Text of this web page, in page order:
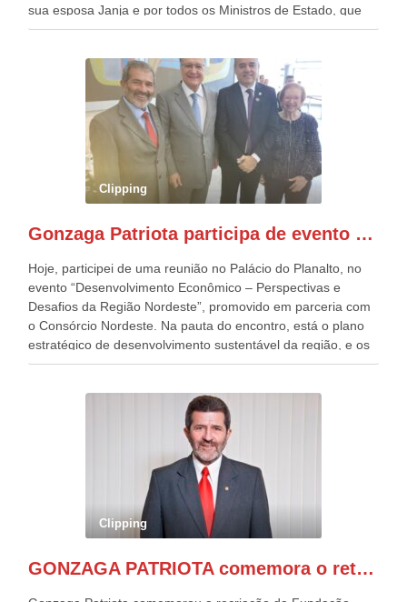
sua esposa Janja e por todos os Ministros de Estado, que
estavam presentes, nos Desfiles da Independência da
outros desfiles, na Esplanada dos Ministérios, disse ter sido
o deste ano, o maior e o mais organizado de todos. “Há
quatro décadas, como Patriota até no nome, participo
anualmente dos desfiles de Sete de Setembro, na
Esplanada dos Ministérios, em Brasília. Este ano, o governo
preparou espaços com cadeiras e coberturas, para 30.000
pessoas, só que o número de Patriotas Brasileiros
Independentes, dobrou na Esplanada. Eu, Lula e os
Patriota.
Clipping
Gonzaga Patriota participa de evento em prol do desenvolvimento do Nordeste
Hoje, participei de uma reunião no Palácio do Planalto, no
evento “Desenvolvimento Econômico – Perspectivas e
Desafios da Região Nordeste”, promovido em parceria com
o Consórcio Nordeste. Na pauta do encontro, está o plano
estratégico de desenvolvimento sustentável da região, e os
desafios para a elaboração de políticas públicas, que
evento contou com a presença do Vice-presidente Geraldo
Alckmin, que também ocupa o Ministério do
Desenvolvimento, Indústria, Comércio e Serviços, o ex
governador de Pernambuco, agora Presidente do Banco do
Nordeste, Paulo Câmara, o ex Deputado Federal, e
atualmente Superintendente da SUDENE, Danilo Cabral, da
Governadora de Pernambuco, Raquel Lyra, os ministros da
Casa Civil, Rui Costa, e da Integração e do Desenvolvimento
de todo Nordeste que também ajudam a fomentar o
Clipping
GONZAGA PATRIOTA comemora o retorno da FUNASA